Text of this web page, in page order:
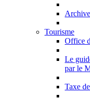
Tourisme
Office
Le
par le
Taxe